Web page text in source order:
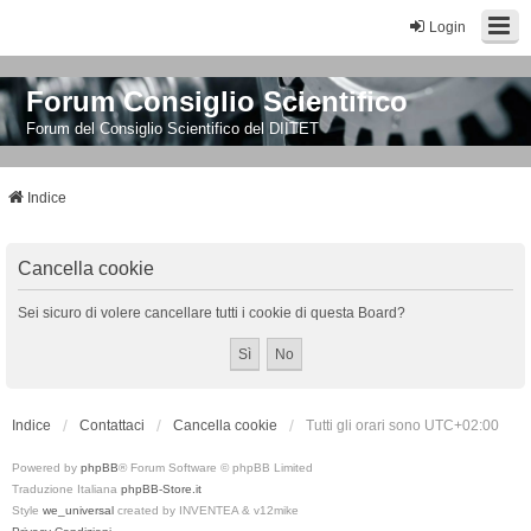
Login
Forum Consiglio Scientifico
Forum del Consiglio Scientifico del DIITET
Indice
Cancella cookie
Sei sicuro di volere cancellare tutti i cookie di questa Board?
Indice Contattaci Cancella cookie Tutti gli orari sono UTC+02:00
Powered by phpBB® Forum Software © phpBB Limited
Traduzione Italiana phpBB-Store.it
Style we_universal created by INVENTEA & v12mike